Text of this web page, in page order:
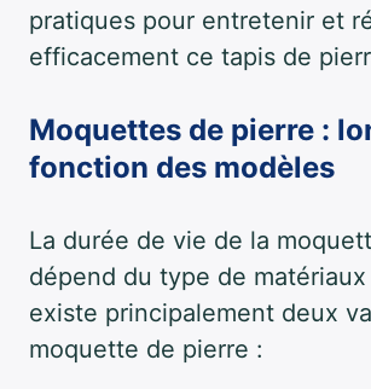
pratiques pour entretenir et
efficacement ce tapis de
Moquettes de pierre :
fonction des modèles
La durée de vie de la
dépend du type de
existe principalement deux
moquette de pierre :